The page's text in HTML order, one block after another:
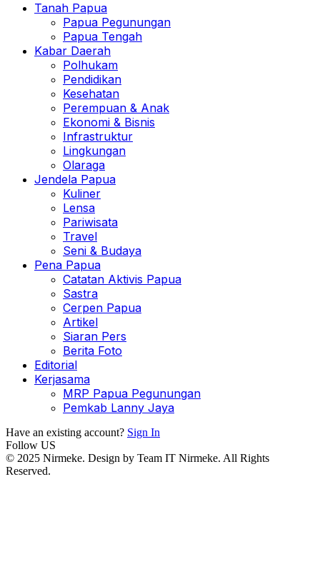
Tanah Papua
Papua Pegunungan
Papua Tengah
Kabar Daerah
Polhukam
Pendidikan
Kesehatan
Perempuan & Anak
Ekonomi & Bisnis
Infrastruktur
Lingkungan
Olaraga
Jendela Papua
Kuliner
Lensa
Pariwisata
Travel
Seni & Budaya
Pena Papua
Catatan Aktivis Papua
Sastra
Cerpen Papua
Artikel
Siaran Pers
Berita Foto
Editorial
Kerjasama
MRP Papua Pegunungan
Pemkab Lanny Jaya
Have an existing account? Sign In
Follow US
© 2025 Nirmeke. Design by Team IT Nirmeke. All Rights
Reserved.